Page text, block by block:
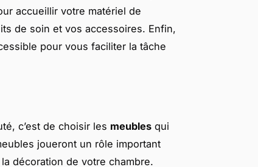
accueillir votre matériel de
de soin et vos accessoires. Enfin,
pour vous faciliter la tâche
c’est de choisir les meubles qui
joueront un rôle important
décoration de votre chambre.